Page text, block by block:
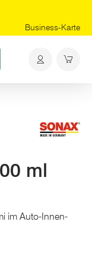
Business-Karte
ml
im Auto-Innen-